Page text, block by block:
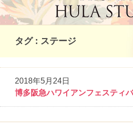
タグ : ステージ
2018年5月24日
博多阪急ハワイアンフェスティ